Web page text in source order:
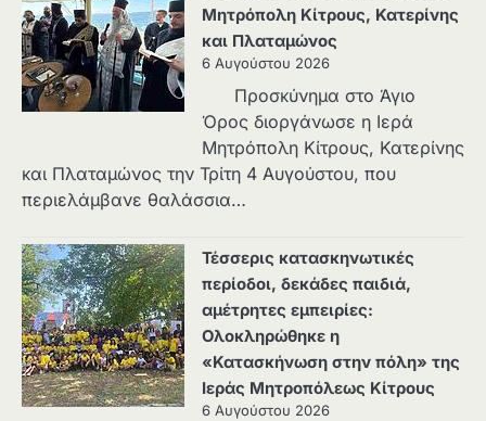
Μητρόπολη Κίτρους, Κατερίνης
και Πλαταμώνος
6 Αυγούστου 2026
Προσκύνημα στο Άγιο
Όρος διοργάνωσε η Ιερά
Μητρόπολη Κίτρους, Κατερίνης
και Πλαταμώνος την Τρίτη 4 Αυγούστου, που
περιελάμβανε θαλάσσια…
Τέσσερις κατασκηνωτικές
περίοδοι, δεκάδες παιδιά,
αμέτρητες εμπειρίες:
Ολοκληρώθηκε η
«Κατασκήνωση στην πόλη» της
Ιεράς Μητροπόλεως Κίτρους
6 Αυγούστου 2026